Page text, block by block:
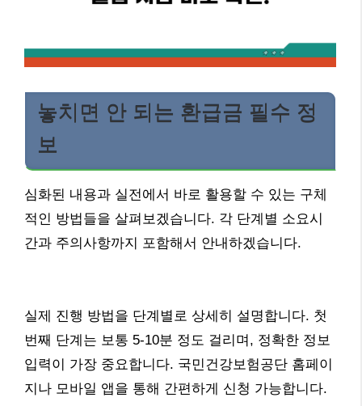
놓치면 안 되는 환급금 필수 정
보
심화된 내용과 실전에서 바로 활용할 수 있는 구체
적인 방법들을 살펴보겠습니다. 각 단계별 소요시
간과 주의사항까지 포함해서 안내하겠습니다.
실제 진행 방법을 단계별로 상세히 설명합니다. 첫
번째 단계는 보통 5-10분 정도 걸리며, 정확한 정보
입력이 가장 중요합니다. 국민건강보험공단 홈페이
지나 모바일 앱을 통해 간편하게 신청 가능합니다.